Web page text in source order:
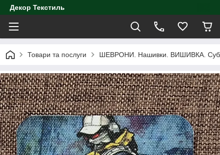
Декор Текстиль
Товари та послуги ШЕВРОНИ. Нашивки. ВИШИВКА.